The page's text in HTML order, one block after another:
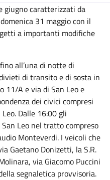
giugno caratterizzati da
31 maggio con il
a importanti modifiche
all’una di notte di
di transito e di sosta in
11/A e via di San Leo e
dei civici compresi
Dalle 16:00 gli
Leo nel tratto compreso
Monteverdi. I veicoli che
Gaetano Donizetti, la S.R.
via Giacomo Puccini
segnaletica provvisoria.